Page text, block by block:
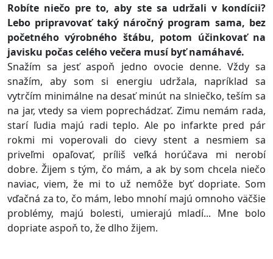
Robíte niečo pre to, aby ste sa udržali v kondícii?
Lebo pripravovať taký náročný program sama, bez
početného výrobného štábu, potom účinkovať na
javisku počas celého večera musí byť namáhavé.
Snažím sa jesť aspoň jedno ovocie denne. Vždy sa
snažím, aby som si energiu udržala, napríklad sa
vytrčím minimálne na desať minút na slniečko, teším sa
na jar, vtedy sa viem poprechádzať. Zimu nemám rada,
starí ľudia majú radi teplo. Ale po infarkte pred pár
rokmi mi voperovali do cievy stent a nesmiem sa
priveľmi opaľovať, príliš veľká horúčava mi nerobí
dobre. Žijem s tým, čo mám, a ak by som chcela niečo
naviac, viem, že mi to už nemôže byť dopriate. Som
vďačná za to, čo mám, lebo mnohí majú omnoho väčšie
problémy, majú bolesti, umierajú mladí... Mne bolo
dopriate aspoň to, že dlho žijem.